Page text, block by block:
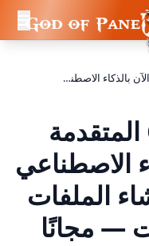
ميزات Claude المتقدمة مدعومة الآن بالذكاء الاصطناعي — بما في ذلك إنشاء الملفات وتكامل التطبيقات — مجانًا
ميزات Claude المتقدمة
الاصطناعي
الملفات
— مجانًا